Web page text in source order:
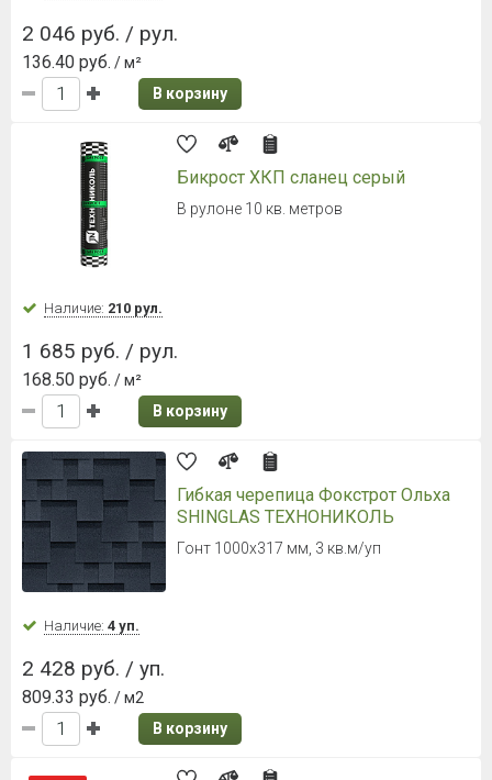
2 046 руб. / рул.
136.40 руб. / м²
В корзину
Бикрост ХКП сланец серый
В рулоне 10 кв. метров
Наличие: 210 рул.
1 685 руб. / рул.
168.50 руб. / м²
В корзину
Гибкая черепица Фокстрот Ольха
SHINGLAS ТЕХНОНИКОЛЬ
Гонт 1000х317 мм, 3 кв.м/уп
Наличие: 4 уп.
2 428 руб. / уп.
809.33 руб. / м2
В корзину